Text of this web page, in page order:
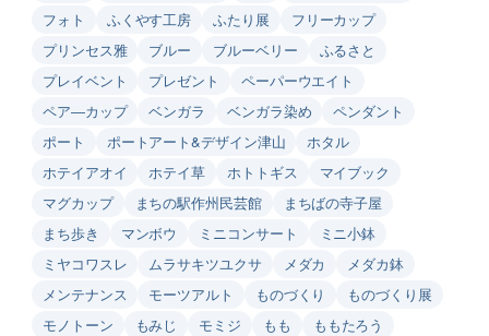
フォト
ふくやす工房 ふたり展
フリーカップ
プリンセス雅
ブルー ブルーベリー
ふるさと
プレイベント
プレゼント
ペーパーウエイト
ペア―カップ
ベンガラ ベンガラ染め
ペンダント
ポート
ポートアート&デザイン津山
ホタル
ホテイアオイ
ホテイ草 ホトトギス
マイブック
マグカップ
まちの駅作州民芸館
まちばの寺子屋
まち歩き
マンボウ ミニコンサート
ミニ小鉢
ミヤコワスレ
ムラサキツユクサ メダカ
メダカ鉢
メンテナンス
モーツアルト ものづくり
ものづくり展
モノトーン
もみじ モミジ もも
ももたろう